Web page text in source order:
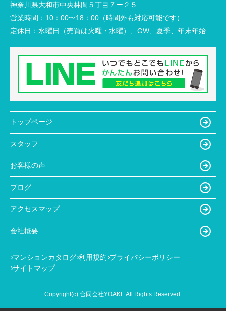
神奈川県大和市中央林間５丁目７ー２５
営業時間： 10：00〜18：00（時間外も対応可能です）
定休日： 水曜日（売買は火曜・水曜）、GW、夏季、年末年始
トップページ
スタッフ
お客様の声
ブログ
アクセスマップ
会社概要
マンションカタログ 利用規約 プライバシーポリシー
サイトマップ
Copyright(c) 合同会社YOAKE All Rights Reserved.